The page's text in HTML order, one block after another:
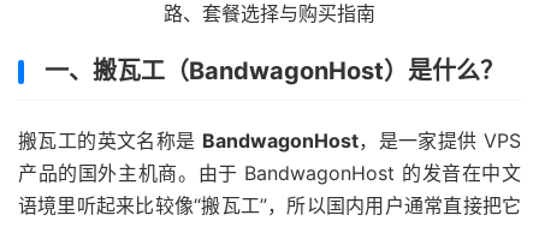
路、套餐选择与购买指南
一、搬瓦工（BandwagonHost）是什么？
搬瓦工的英文名称是 BandwagonHost，是一家提供 VPS
产品的国外主机商。由于 BandwagonHost 的发音在中文
语境里听起来比较像“搬瓦工”，所以国内用户通常直接把它